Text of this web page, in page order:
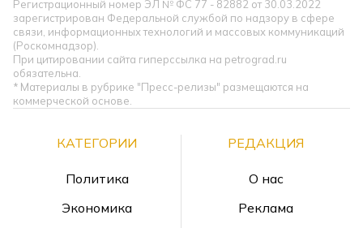
Регистрационный номер ЭЛ № ФС 77 - 82882 от 30.03.2022
зарегистрирован Федеральной службой по надзору в сфере
связи, информационных технологий и массовых коммуникаций
(Роскомнадзор).
При цитировании сайта гиперссылка на petrograd.ru
обязательна.
* Материалы в рубрике "Пресс-релизы" размещаются на
коммерческой основе.
КАТЕГОРИИ
Политика
Экономика
РЕДАКЦИЯ
О нас
Реклама